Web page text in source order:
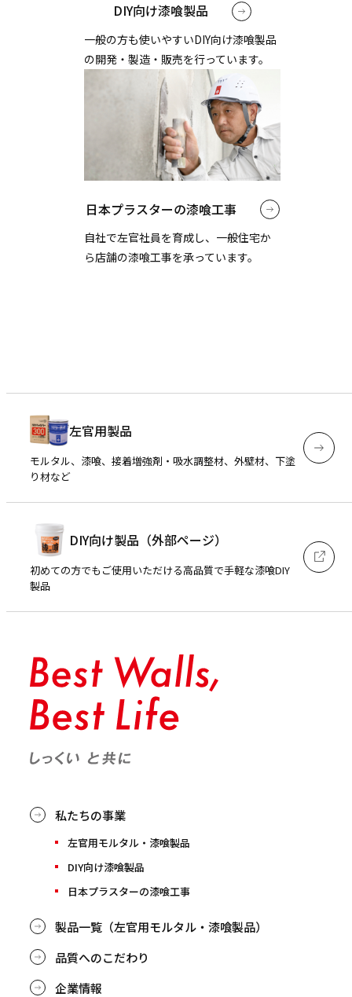
DIY向け漆喰製品
一般の方も使いやすいDIY向け漆喰製品
の開発・製造・販売を行っています。
日本プラスターの漆喰工事
自社で左官社員を育成し、一般住宅か
ら店舗の漆喰工事を承っています。
左官用製品
モルタル、漆喰、接着増強剤・吸水調整材、外壁材、下塗
り材など
DIY向け製品（外部ページ）
初めての方でもご使用いただける高品質で手軽な漆喰DIY
製品
私たちの事業
左官用モルタル・漆喰製品
DIY向け漆喰製品
日本プラスターの漆喰工事
製品一覧（左官用モルタル・漆喰製品）
品質へのこだわり
企業情報